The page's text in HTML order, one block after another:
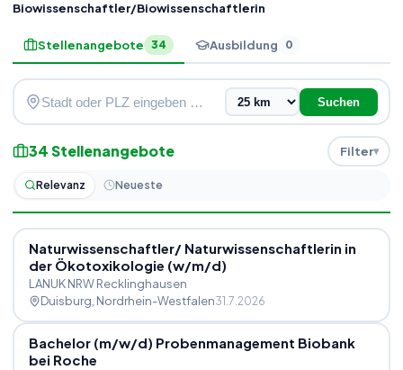
Biowissenschaftler/Biowissenschaftlerin
Stellenangebote 34 Ausbildung 0
Suchen
34Stellenangebote
Relevanz Neueste
Filter
Naturwissenschaftler/Naturwissenschaftlerin in
der Ökotoxikologie (w/m/d)
LANUK NRW Recklinghausen
Duisburg , Nordrhein-Westfalen31.7.2026
Bachelor (m/w/d) Probenmanagement Biobank
bei Roche